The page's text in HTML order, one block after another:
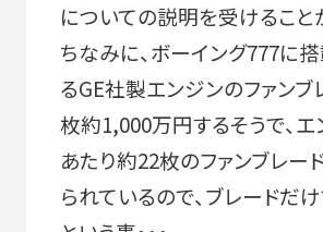
についての説明を受けること
ちなみに、ボーイング777に
るGE社製エンジンのファンブ
枚約1,000万円するそうで、
あたり約22枚のファンブレー
られているので、ブレードだ